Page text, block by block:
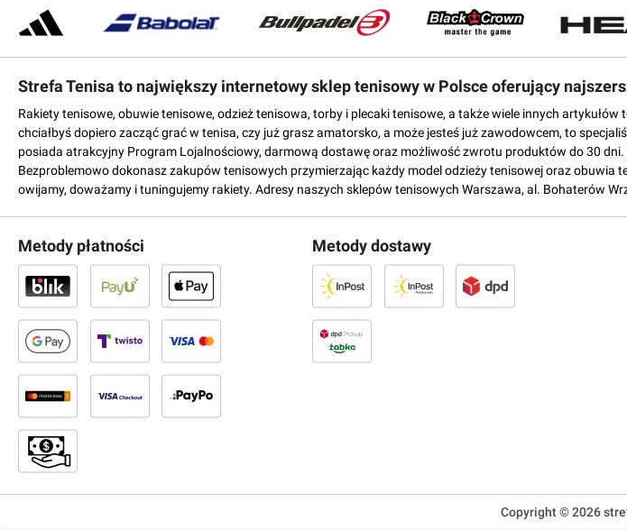
Strefa Tenisa to największy internetowy sklep tenisowy w Polsce oferujący
Rakiety tenisowe, obuwie tenisowe, odzież tenisowa, torby i plecaki tenisowe, a także wiele innych
chciałbyś dopiero zacząć grać w tenisa, czy już grasz amatorsko, a może jesteś już zawodowcem, to
posiada atrakcyjny Program Lojalnościowy, darmową dostawę oraz możliwość zwrotu produktów do 30
Bezproblemowo dokonasz zakupów tenisowych przymierzając każdy model odzieży tenisowej oraz
owijamy, doważamy i tuningujemy rakiety. Adresy naszych sklepów tenisowych Warszawa, al. Bohaterów
Metody płatności Metody dostawy
Copyright © 2026